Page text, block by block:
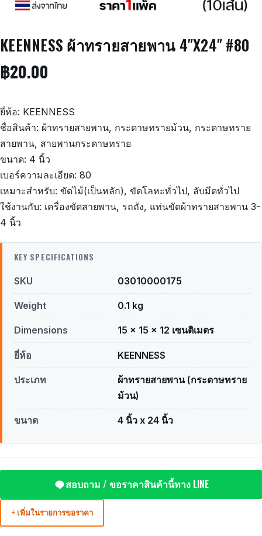
KEENNESS ผ้าทรายสายพาน 4″X24″ #80
฿20.00
ยี่ห้อ: KEENNESS
ชื่อสินค้า: ผ้าทรายสายพาน, กระดาษทรายม้วน, กระดาษทราย
สายพาน, สายพานกระดาษทราย
ขนาด: 4 นิ้ว
เบอร์ความละเอียด: 80
เหมาะสำหรับ: ขัดไม้(เป็นหลัก), ขัดโลหะทั่วไป, ลับมีดทั่วไป
ใช้งานกับ: เครื่องขัดสายพาน, รถถัง, แท่นขัดผ้าทรายสายพาน 3-
4 นิ้ว
KEY SPECIFICATIONS
SKU 03010000175
Weight 0.1 kg
Dimensions 15 × 15 × 12 เซนติเมตร
ยี่ห้อ KEENNESS
ประเภท
ผ้าทรายสายพาน (กระดาษทราย
ม้วน)
ขนาด 4 นิ้ว x 24 นิ้ว
สอบถาม / ขอราคาสินค้านี้ทาง LINE
+ เพิ่มในรายการขอราคา